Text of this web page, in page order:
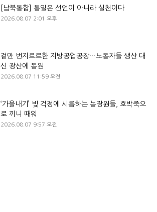
[남북통합] 통일은 선언이 아니라 실천이다
2026.08.07 2:01 오후
겉만 번지르르한 지방공업공장…노동자들 생산 대
신 광산에 동원
2026.08.07 11:59 오전
‘가을내기’ 빚 걱정에 시름하는 농장원들, 호박죽으
로 끼니 때워
2026.08.07 9:57 오전